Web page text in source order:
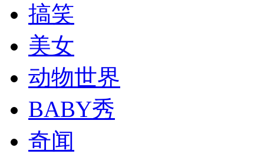
司机酒驾遇交警 急速倒车逃窜
搞笑
美女
动物世界
BABY秀
奇闻